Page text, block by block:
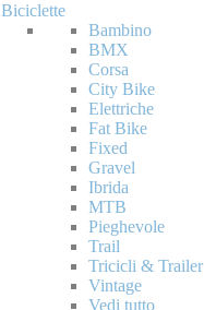
Biciclette
Bambino
BMX
Corsa
City Bike
Elettriche
Fat Bike
Fixed
Gravel
Ibrida
MTB
Pieghevole
Trail
Tricicli & Trailer
Vintage
Vedi tutto